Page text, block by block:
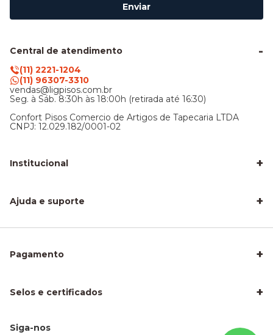
Enviar
Central de atendimento
(11) 2221-1204
(11) 96307-3310
vendas@ligpisos.com.br
Seg. à Sáb. 8:30h às 18:00h (retirada até 16:30)
Confort Pisos Comercio de Artigos de Tapecaria LTDA
CNPJ: 12.029.182/0001-02
Institucional +
Sobre nós
Nossa Loja
Ajuda e suporte +
Frete e entrega
Como Calcular a Área do seu Piso
Piso Laminado para Sala
Piso Vinílico para Apartamento
Pagamento +
Selos e certificados +
Siga-nos